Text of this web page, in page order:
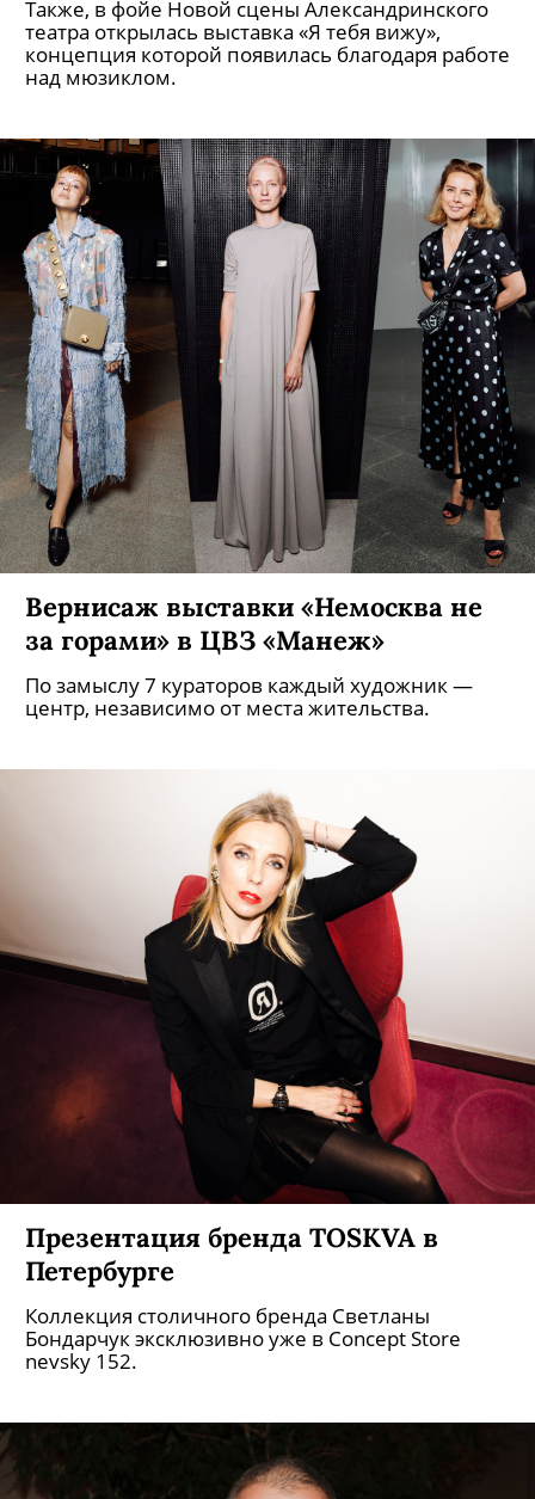
Также, в фойе Новой сцены Александринского
театра открылась выставка «Я тебя вижу»,
концепция которой появилась благодаря работе
над мюзиклом.
Вернисаж выставки «Немосква не
за горами» в ЦВЗ «Манеж»
По замыслу 7 кураторов каждый художник —
центр, независимо от места жительства.
Презентация бренда ТOSKVA в
Петербурге
Коллекция столичного бренда Светланы
Бондарчук эксклюзивно уже в Concept Store
nevsky 152.